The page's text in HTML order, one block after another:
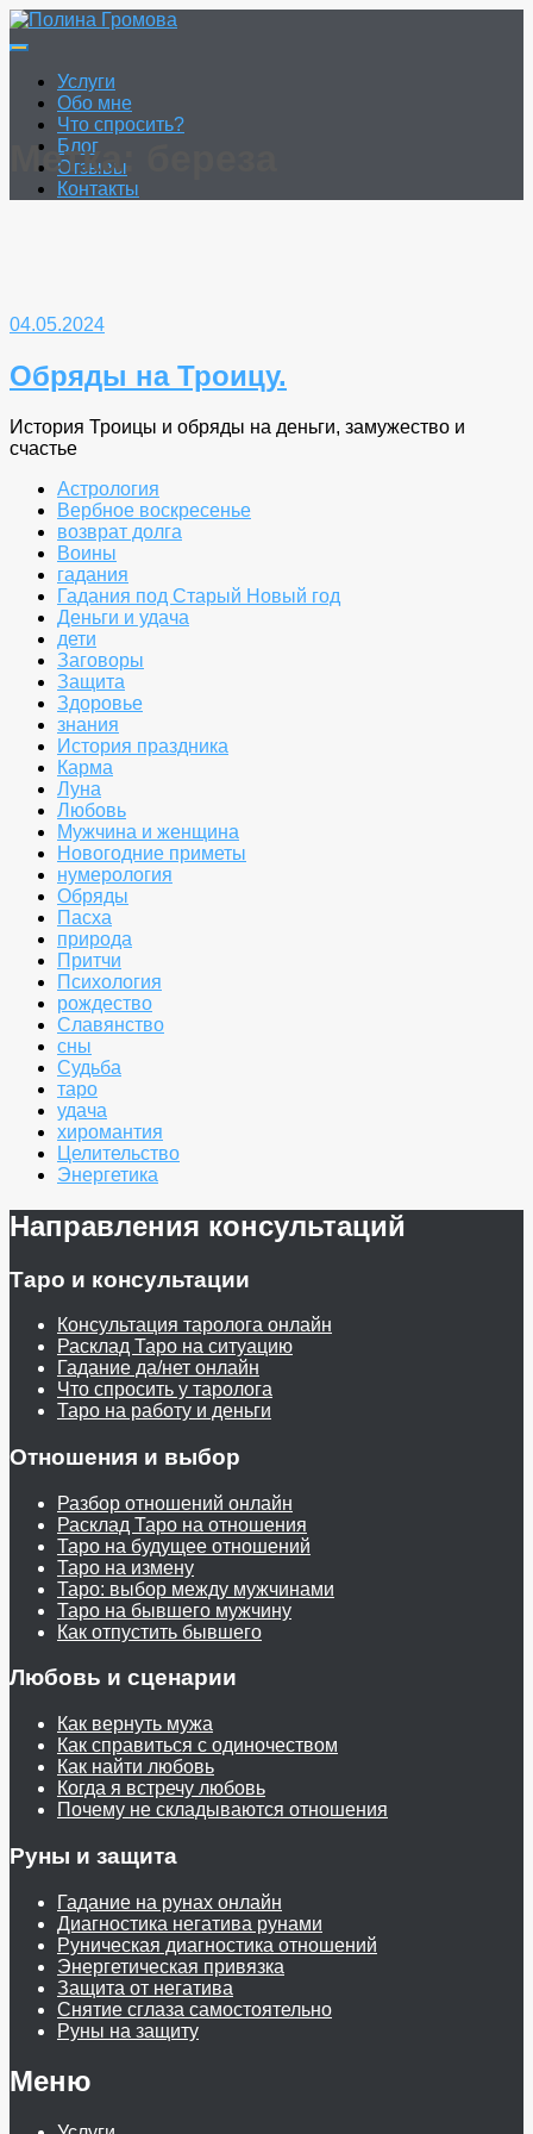
Перейти
к
Услуги
Обо мне
Что спросить?
Блог
Отзывы
Контакты
Метка:
04.05.2024
Обряды на Троицу.
История Троицы и обряды на деньги, замужество и
счастье
Астрология
Вербное воскресенье
возврат долга
Воины
гадания
Гадания под Старый Новый год
Деньги и удача
дети
Заговоры
Защита
Здоровье
знания
История праздника
Карма
Луна
Любовь
Мужчина и женщина
Новогодние приметы
нумерология
Обряды
Пасха
природа
Притчи
Психология
рождество
Славянство
сны
Судьба
таро
удача
хиромантия
Целительство
Энергетика
Направления консультаций
Таро и консультации
Консультация таролога онлайн
Расклад Таро на ситуацию
Гадание да/нет онлайн
Что спросить у таролога
Таро на работу и деньги
Отношения и выбор
Разбор отношений онлайн
Расклад Таро на отношения
Таро на будущее отношений
Таро на измену
Таро: выбор между мужчинами
Таро на бывшего мужчину
Как отпустить бывшего
Любовь и сценарии
Как вернуть мужа
Как справиться с одиночеством
Как найти любовь
Когда я встречу любовь
Почему не складываются отношения
Руны и защита
Гадание на рунах онлайн
Диагностика негатива рунами
Руническая диагностика отношений
Энергетическая привязка
Защита от негатива
Снятие сглаза самостоятельно
Руны на защиту
Меню